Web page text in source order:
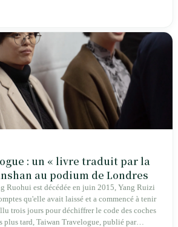
de mutisme générationnel en une
du collège.
: un « livre traduit par la
au podium de Londres
Ruohui est décédée en juin 2015, Yang Ruizi
qu'elle avait laissé et a commencé à tenir
trois jours pour déchiffrer le code des coches
plus tard, Taiwan Travelogue, publié par